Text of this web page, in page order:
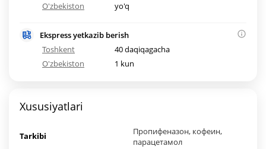
O'zbekiston
yo'q
Ekspress yetkazib berish
Toshkent
40 daqiqagacha
O'zbekiston
1 kun
Xususiyatlari
Tarkibi
Пропифеназон, кофеин,
парацетамол